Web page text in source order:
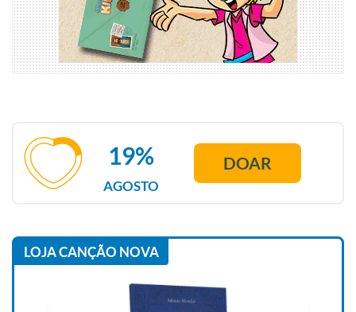
AGOSTO
19% DOAR
LOJA CANÇÃO NOVA